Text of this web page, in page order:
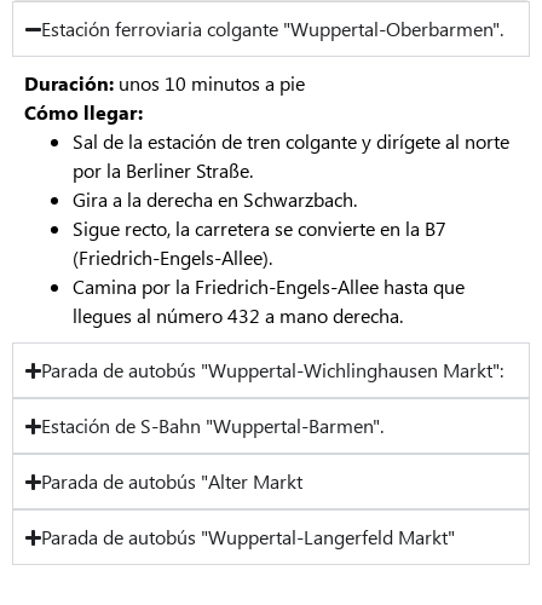
Estación ferroviaria colgante "Wuppertal-Oberbarmen".
Duración: unos 10 minutos a pie
Cómo llegar:
Sal de la estación de tren colgante y dirígete al norte
por la Berliner Straße.
Gira a la derecha en Schwarzbach.
Sigue recto, la carretera se convierte en la B7
(Friedrich-Engels-Allee).
Camina por la Friedrich-Engels-Allee hasta que
llegues al número 432 a mano derecha.
Parada de autobús "Wuppertal-Wichlinghausen Markt":
Estación de S-Bahn "Wuppertal-Barmen".
Parada de autobús "Alter Markt
Parada de autobús "Wuppertal-Langerfeld Markt"